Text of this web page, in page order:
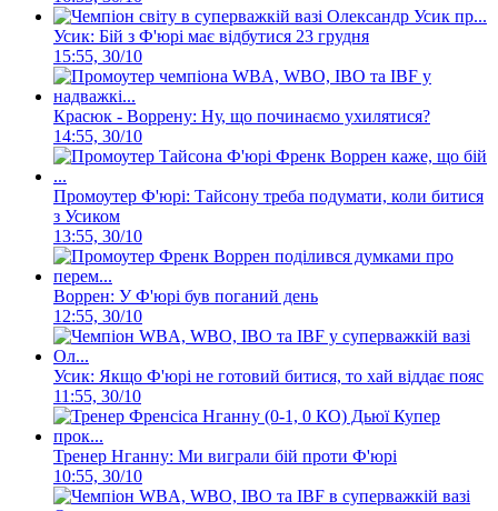
Усик: Бій з Ф'юрі має відбутися 23 грудня
15:55, 30/10
Красюк - Воррену: Ну, що починаємо ухилятися?
14:55, 30/10
Промоутер Ф'юрі: Тайсону треба подумати, коли битися
з Усиком
13:55, 30/10
Воррен: У Ф'юрі був поганий день
12:55, 30/10
Усик: Якщо Ф'юрі не готовий битися, то хай віддає пояс
11:55, 30/10
Тренер Нганну: Ми виграли бій проти Ф'юрі
10:55, 30/10